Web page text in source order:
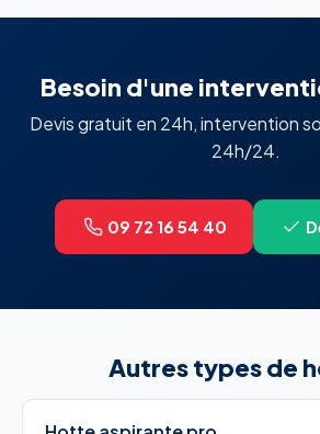
Besoin d'une
Devis gratuit en 24h, intervention
24h/24.
09 72 16 54 40
Autres types de